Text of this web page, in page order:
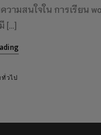
มสนใจใน การเรียน
[…]
วไป